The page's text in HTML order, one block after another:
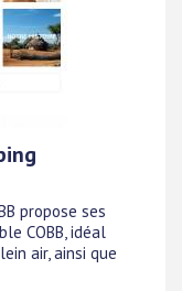
propose ses
COBB, idéal
air, ainsi que